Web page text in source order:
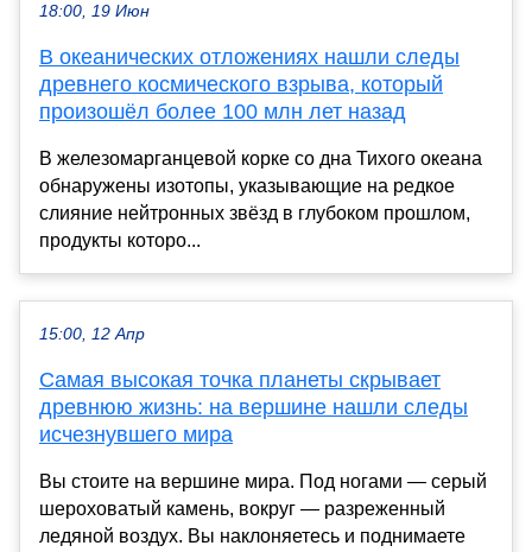
18:00, 19 Июн
В океанических отложениях нашли следы
древнего космического взрыва, который
произошёл более 100 млн лет назад
В железомарганцевой корке со дна Тихого океана
обнаружены изотопы, указывающие на редкое
слияние нейтронных звёзд в глубоком прошлом,
продукты которо...
15:00, 12 Апр
Самая высокая точка планеты скрывает
древнюю жизнь: на вершине нашли следы
исчезнувшего мира
Вы стоите на вершине мира. Под ногами — серый
шероховатый камень, вокруг — разреженный
ледяной воздух. Вы наклоняетесь и поднимаете